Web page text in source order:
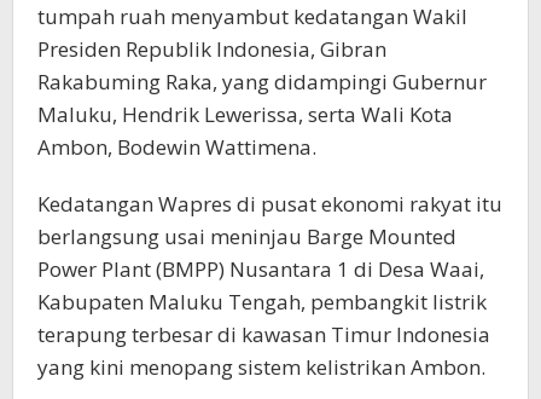
tumpah ruah menyambut kedatangan Wakil
Presiden Republik Indonesia, Gibran
Rakabuming Raka, yang didampingi Gubernur
Maluku, Hendrik Lewerissa, serta Wali Kota
Ambon, Bodewin Wattimena.
Kedatangan Wapres di pusat ekonomi rakyat itu
berlangsung usai meninjau Barge Mounted
Power Plant (BMPP) Nusantara 1 di Desa Waai,
Kabupaten Maluku Tengah, pembangkit listrik
terapung terbesar di kawasan Timur Indonesia
yang kini menopang sistem kelistrikan Ambon.